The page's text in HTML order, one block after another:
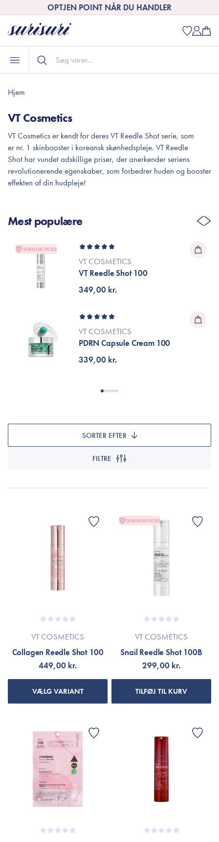
OPTJEN POINT NÅR DU HANDLER
Hjem
VT Cosmetics
VT Cosmetics er kendt for deres VT Reedle Shot serie, som
er nr. 1 skinbooster i koreansk skønhedspleje. VT Reedle
Shot har vundet adskillige priser, der anerkender seriens
revolutionerende egenskaber, som forbedrer huden og booster
effekten af din hudpleje!
Mest populære
SURISURI PICKS
VT COSMETICS
VT Reedle Shot 100
349,00 kr.
VT COSMETICS
PDRN Capsule Cream 100
339,00 kr.
FILTRE
SORTER EFTER
VT COSMETICS
Collagen Reedle Shot 100
449,00 kr.
VÆLG VARIANT
SURISURI PICKS
VT COSMETICS
Snail Reedle Shot 100B
299,00 kr.
TILFØJ TIL KURV